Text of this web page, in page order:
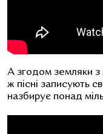
А згодом земляки з
ж пісні записують
назбирує понад